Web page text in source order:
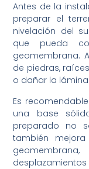
Antes de la
preparar el
nivelación del
que pueda
geomembrana.
de piedras,
o dañar la lámina.
Es
una base
preparado no
también
desplazamientos